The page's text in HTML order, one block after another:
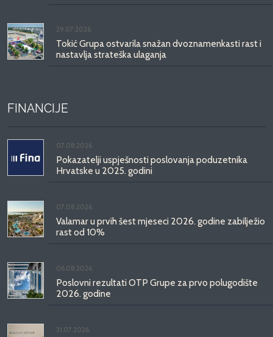
29.07.2026.
Tokić Grupa ostvarila snažan dvoznamenkasti rast i
nastavlja strateška ulaganja
FINANCIJE
07.08.2026.
Pokazatelji uspješnosti poslovanja poduzetnika
Hrvatske u 2025. godini
07.08.2026.
Valamar u prvih šest mjeseci 2026. godine zabilježio
rast od 10%
06.08.2026.
Poslovni rezultati OTP Grupe za prvo polugodište
2026. godine
31.07.2026.